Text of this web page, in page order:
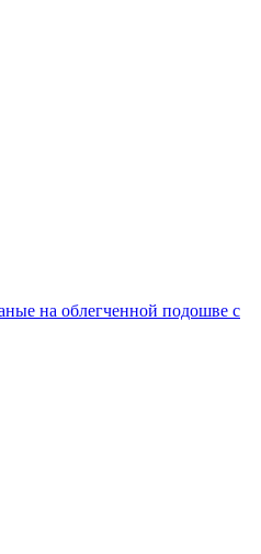
на облегченной подошве с